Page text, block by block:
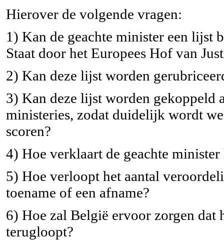
Hierover de volgende vragen:
1) Kan de geachte minister een lijst
Staat door het Europees Hof van
2) Kan deze lijst worden
3) Kan deze lijst worden gekoppeld
ministeries, zodat duidelijk wordt
scoren?
4) Hoe verklaart de geachte
5) Hoe verloopt het aantal
toename of een afname?
6) Hoe zal België ervoor zorgen dat
terugloopt?